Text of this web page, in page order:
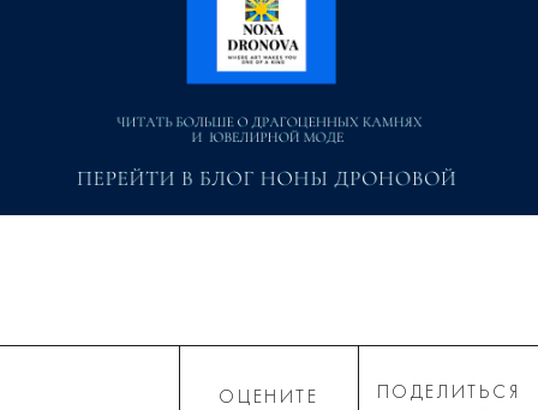
ОЦЕНИТЕ
ПОДЕЛИТЬСЯ